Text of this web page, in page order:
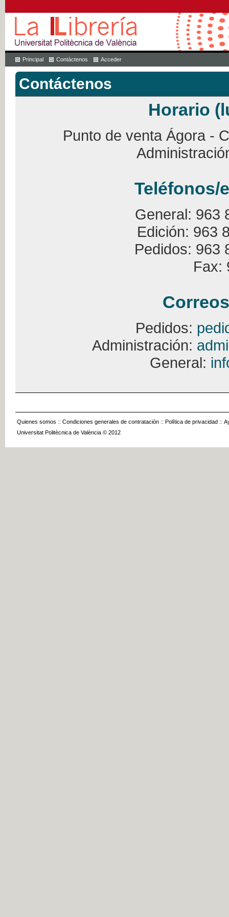
Principal Contáctenos Acceder
Contáctenos
Horario
Punto de venta Ágora -
Teléfonos/
General: 963
Edición: 963
Pedidos: 963
Fax:
Pedidos:
Administración:
General:
Quienes somos :: Condiciones generales de contratación :: Política de privacidad ::
Universitat Politècnica de València © 2012